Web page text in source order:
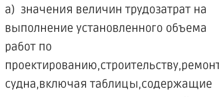
а) значения величин трудозатрат на
выполнение установленного объема
работ по
судна,включая таблицы,содержащие